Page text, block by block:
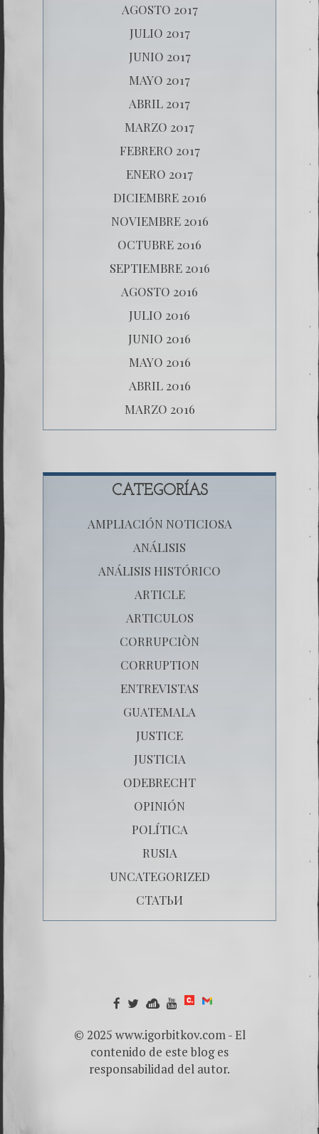
AGOSTO 2017
JULIO 2017
JUNIO 2017
MAYO 2017
ABRIL 2017
MARZO 2017
FEBRERO 2017
ENERO 2017
DICIEMBRE 2016
NOVIEMBRE 2016
OCTUBRE 2016
SEPTIEMBRE 2016
AGOSTO 2016
JULIO 2016
JUNIO 2016
MAYO 2016
ABRIL 2016
MARZO 2016
CATEGORÍAS
AMPLIACIÓN NOTICIOSA
ANÁLISIS
ANÁLISIS HISTÓRICO
ARTICLE
ARTICULOS
CORRUPCIÒN
CORRUPTION
ENTREVISTAS
GUATEMALA
JUSTICE
JUSTICIA
ODEBRECHT
OPINIÓN
POLÍTICA
RUSIA
UNCATEGORIZED
СТАТЬИ
© 2025 www.igorbitkov.com - El
contenido de este blog es
responsabilidad del autor.